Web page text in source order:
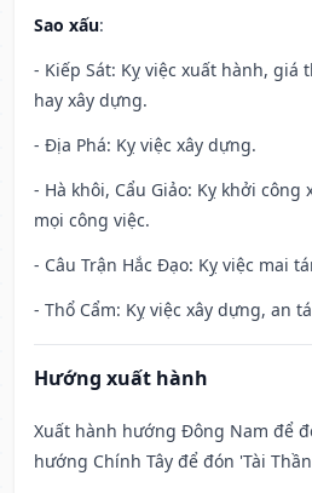
Sao xấu:
- Kiếp Sát: Kỵ việc xuất hành, giá
hay xây dựng.
- Địa Phá: Kỵ việc xây dựng.
- Hà khôi, Cẩu Giảo: Kỵ khởi công
mọi công việc.
- Câu Trận Hắc Đạo: Kỵ việc mai
- Thổ Cẩm: Kỵ việc xây dựng, an
Hướng xuất hành
Xuất hành hướng Đông Nam để
hướng Chính Tây để đón 'Tài